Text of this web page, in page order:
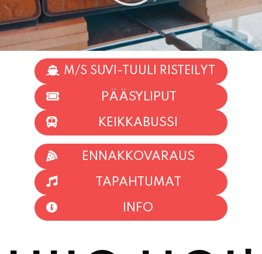
M/S SUVI-TUULI RISTEILYT
ENNAKKOVARAUS